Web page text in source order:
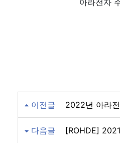
아라전자
이전글 2022년 아라
다음글
[ROHDE]